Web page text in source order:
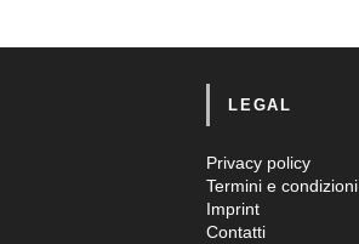
LEGAL
Privacy policy
Termini e condizioni
Imprint
Contatti